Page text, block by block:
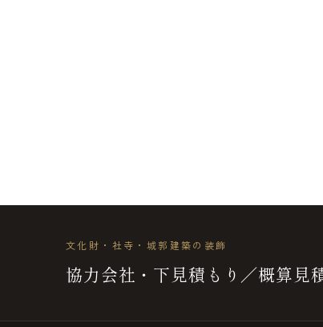
文化財・社寺・城郭建築の装飾
協力会社・下見積もり／概算見